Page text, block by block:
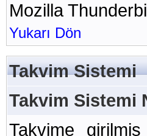
Mozilla
Yukarı Dön
Takvim Sistemi
Takvim Sistemi
Takvime